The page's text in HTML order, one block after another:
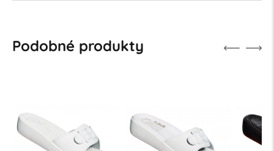
Podobné produkty